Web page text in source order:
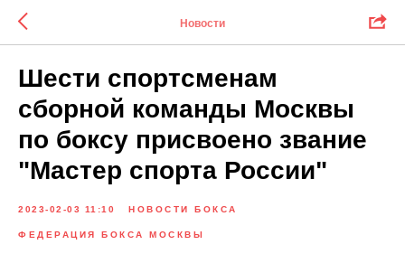
Новости
Шести спортсменам
сборной команды Москвы
по боксу присвоено звание
"Мастер спорта России"
2023-02-03 11:10 НОВОСТИ БОКСА
ФЕДЕРАЦИЯ БОКСА МОСКВЫ